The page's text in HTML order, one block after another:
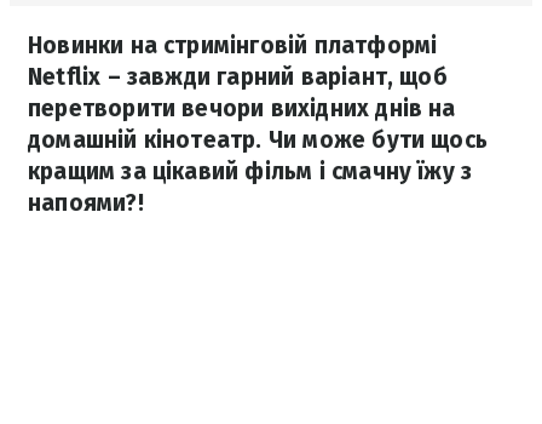
Новинки на стримінговій платформі
Netflix – завжди гарний варіант, щоб
перетворити вечори вихідних днів на
домашній кінотеатр. Чи може бути щось
кращим за цікавий фільм і смачну їжу з
напоями?!